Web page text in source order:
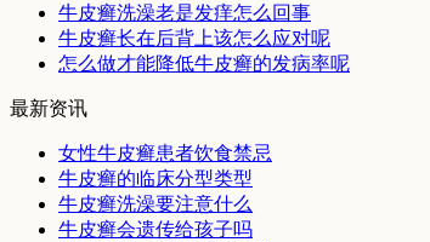
牛皮癣洗澡老是发痒怎么回事
牛皮癣长在后背上该怎么应对呢
怎么做才能降低牛皮癣的发病率呢
最新资讯
女性牛皮癣患者饮食禁忌
牛皮癣的临床分型类型
牛皮癣洗澡要注意什么
牛皮癣会遗传给孩子吗